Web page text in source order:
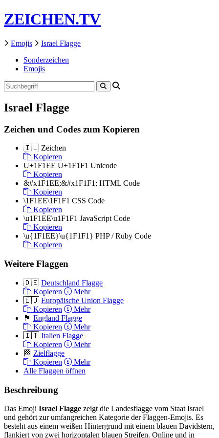
ZEICHEN.TV
Emojis
Israel Flagge
Sonderzeichen
Emojis
Israel Flagge
Zeichen und Codes zum Kopieren
🇮🇱 Zeichen
Kopieren
U+1F1EE U+1F1F1 Unicode
Kopieren
&#x1F1EE;&#x1F1F1; HTML Code
Kopieren
\1F1EE\1F1F1 CSS Code
Kopieren
\u1F1EE\u1F1F1 JavaScript Code
Kopieren
\u{1F1EE}\u{1F1F1} PHP / Ruby Code
Kopieren
Weitere Flaggen
🇩🇪 Deutschland Flagge
Kopieren
Mehr
🇪🇺 Europäische Union Flagge
Kopieren
Mehr
🏴󠁧󠁢󠁥󠁮󠁧󠁿 England Flagge
Kopieren
Mehr
🇮🇹 Italien Flagge
Kopieren
Mehr
🏁 Zielflagge
Kopieren
Mehr
Alle Flaggen öffnen
Beschreibung
Das Emoji Israel Flagge zeigt die Landesflagge vom Staat Israel
und gehört zur umfangreichen Kategorie der Flaggen-Emojis. Es
besteht aus einem weißen Hintergrund mit einem blauen Davidstern,
flankiert von zwei horizontalen blauen Streifen. Online und in